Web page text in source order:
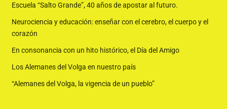
Escuela “Salto Grande”, 40 años de apostar al futuro.
Neurociencia y educación: enseñar con el cerebro, el cuerpo y el
corazón
En consonancia con un hito histórico, el Día del Amigo
Los Alemanes del Volga en nuestro país
“Alemanes del Volga, la vigencia de un pueblo”